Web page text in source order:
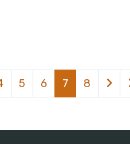
5 6 7 8